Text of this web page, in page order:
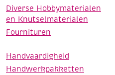
Diverse Hobbymaterialen
en Knutselmaterialen
Fournituren
Handvaardigheid
Handwerkpakketten